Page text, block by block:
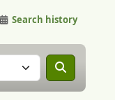
Search history
in: